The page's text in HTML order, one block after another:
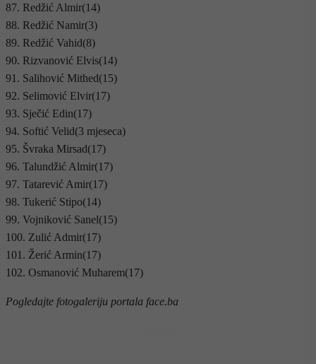
87. Redžić Almir(14)
88. Redžić Namir(3)
89. Redžić Vahid(8)
90. Rizvanović Elvis(14)
91. Salihović Mithed(15)
92. Selimović Elvir(17)
93. Sječić Edin(17)
94. Softić Velid(3 mjeseca)
95. Švraka Mirsad(17)
96. Talundžić Almir(17)
97. Tatarević Amir(17)
98. Tukerić Stipo(14)
99. Vojniković Sanel(15)
100. Zulić Admir(17)
101. Žerić Armin(17)
102. Osmanović Muharem(17)
Pogledajte fotogaleriju portala face.ba